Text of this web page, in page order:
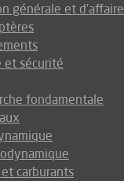
générale et d’affaire
et sécurité
fondamentale
carburants